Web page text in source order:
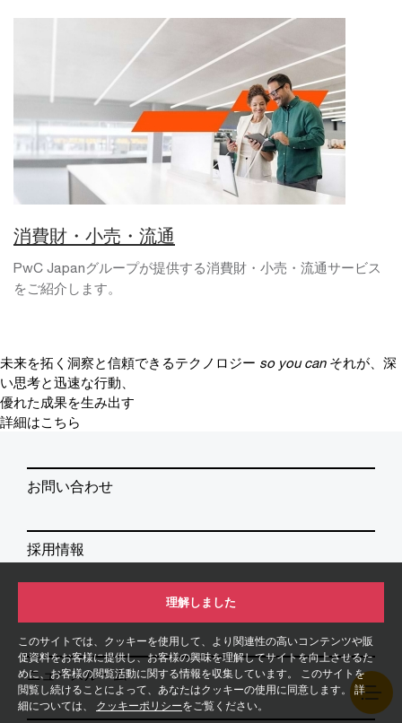
このサイトでは、クッキーを使用して、より関連性の高いコンテンツや販
促資料をお客様に提供し、お客様の興味を理解してサイトを向上させるた
めに、お客様の閲覧活動に関する情報を収集しています。 このサイトを
閲覧し続けることによって、あなたはクッキーの使用に同意します。 詳
細については、 クッキーポリシーをご覧ください。
理解しました
消費財・小売・流通
PwC Japanグループが提供する消費財・小売・流通サービス
をご紹介します。
未来を拓く洞察と信頼できるテクノロジー so you can それが、深
い思考と迅速な行動、
優れた成果を生み出す
詳細はこちら
お問い合わせ
採用情報
ニュースルーム